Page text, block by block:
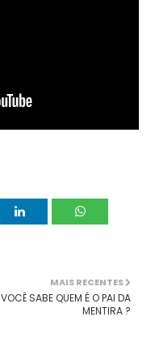
MAIS RECENTES
VOCÊ SABE QUEM É O PAI DA
MENTIRA ?